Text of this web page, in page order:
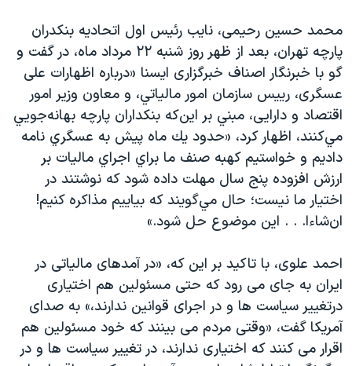
محمد حسین رحیمی، نایب رئیس اول اتحادیه بنکدران
پارچه تهران، بعد از ظهر روز شنبه ۲۲ مرداد ماه، در گفت و
گو با خبرنگار اصناف خبرگزاری ایسنا «درباره‌ اظهارات علی
عسگری، رييس سازمان امور مالياتي، و معاون وزیر امور
اقتصاد و دارایی، مبني بر اين‌كه بنكداران پارچه بهانه‌جويي
مي‌كنند، اظهار كرد، «حدود يك ماه پيش به عسگري نامه
داديم و خواستيم كهبه صنف ما براي اجراي ماليات بر
ارزش افزوده پنج سال مهلت داده شود كه نوشتند در
اختيار ما نيست؛ حال مي‌گويند كه بياييم مذاكره كنيم!
ان‌شاء‌ا. . . اين موضوع حل شود.»
احمد علوی، با تاکید بر این که، «در آمدهای مالیاتی در
ایران به جای می رود که حتی مسئولین هم اختیاری
درتغییر سیاست ها و در اجرای قوانین ندارند،» به صدای
آمریکا گفت، «وقتی مردم می بینند که خود مسئولین هم
اقرار می کنند که اختیاری ندارند، در تغییر سیاست ها و در